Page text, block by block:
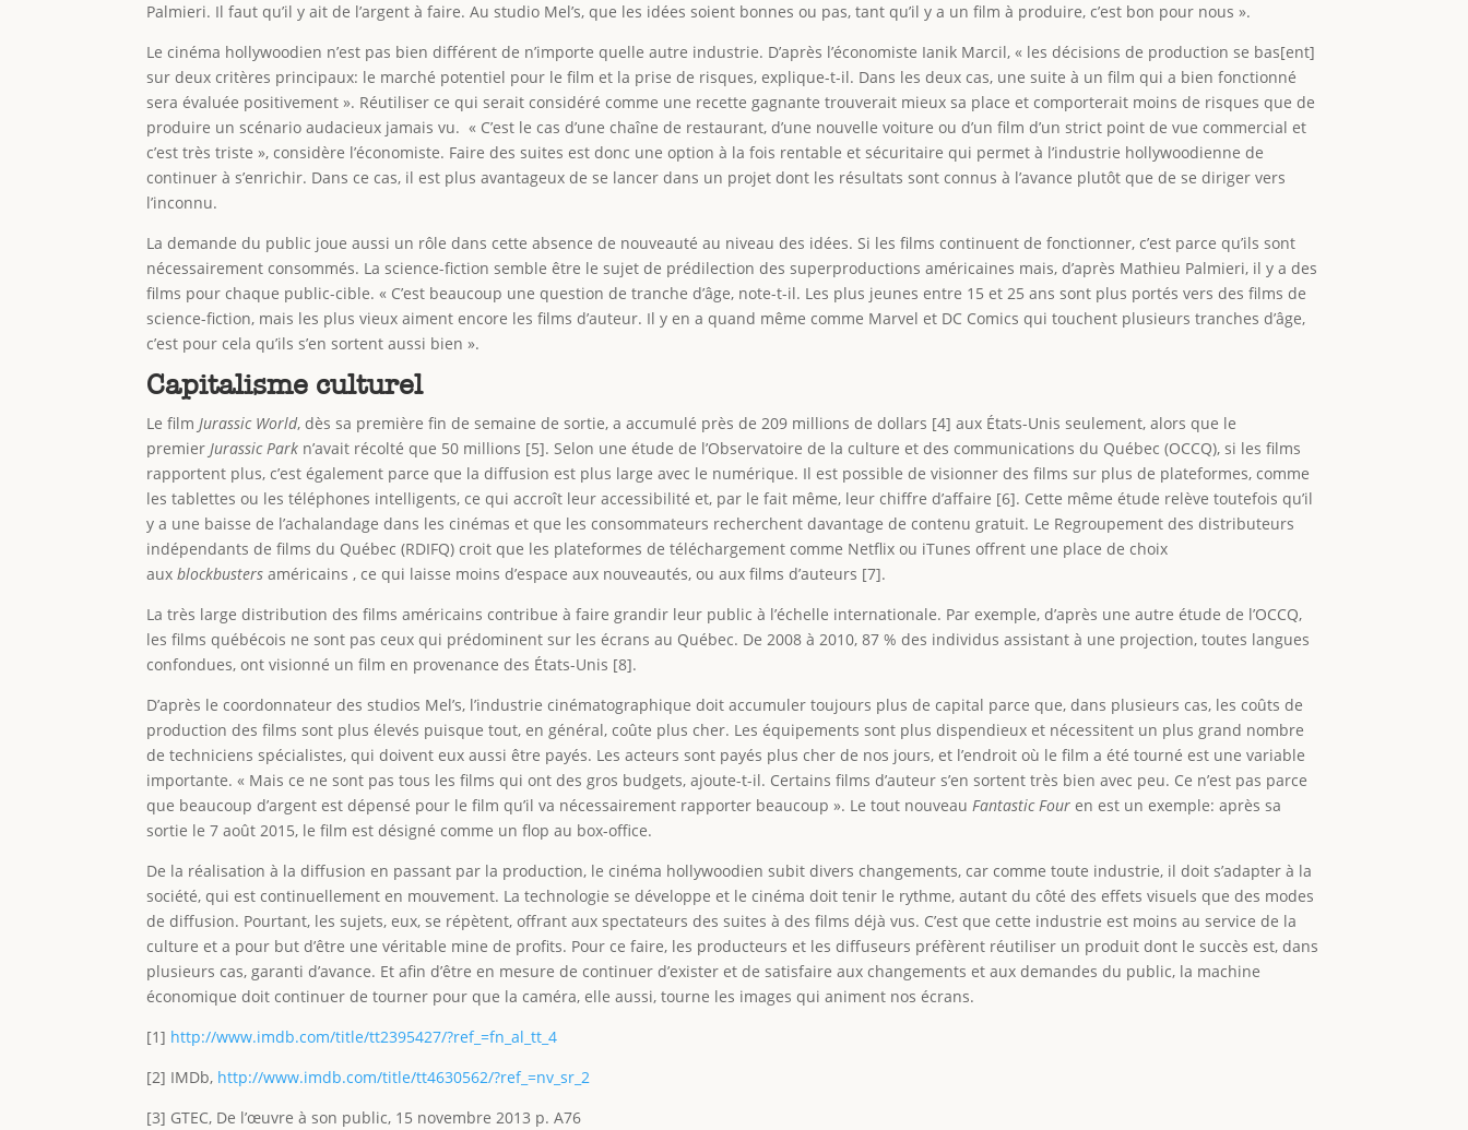
Palmieri. Il faut qu’il y ait de l’argent à faire. Au studio Mel’s, que les idées soient bonnes ou pas, tant qu’il y a un film à produire, c’est bon pour nous ».
Le cinéma hollywoodien n’est pas bien différent de n’importe quelle autre industrie. D’après l’économiste Ianik Marcil, « les décisions de production se bas[ent]
sur deux critères principaux: le marché potentiel pour le film et la prise de risques, explique-t-il. Dans les deux cas, une suite à un film qui a bien fonctionné
sera évaluée positivement ». Réutiliser ce qui serait considéré comme une recette gagnante trouverait mieux sa place et comporterait moins de risques que de
produire un scénario audacieux jamais vu. « C’est le cas d’une chaîne de restaurant, d’une nouvelle voiture ou d’un film d’un strict point de vue commercial et
c’est très triste », considère l’économiste. Faire des suites est donc une option à la fois rentable et sécuritaire qui permet à l’industrie hollywoodienne de
continuer à s’enrichir. Dans ce cas, il est plus avantageux de se lancer dans un projet dont les résultats sont connus à l’avance plutôt que de se diriger vers
l’inconnu.
La demande du public joue aussi un rôle dans cette absence de nouveauté au niveau des idées. Si les films continuent de fonctionner, c’est parce qu’ils sont
nécessairement consommés. La science-fiction semble être le sujet de prédilection des superproductions américaines mais, d’après Mathieu Palmieri, il y a des
films pour chaque public-cible. « C’est beaucoup une question de tranche d’âge, note-t-il. Les plus jeunes entre 15 et 25 ans sont plus portés vers des films de
science-fiction, mais les plus vieux aiment encore les films d’auteur. Il y en a quand même comme Marvel et DC Comics qui touchent plusieurs tranches d’âge,
c’est pour cela qu’ils s’en sortent aussi bien ».
Capitalisme culturel
Le filmJurassic World, dès sa première fin de semaine de sortie, a accumulé près de 209 millions de dollars [4] aux États-Unis seulement, alors que le
premierJurassic Park n’avait récolté que 50 millions [5]. Selon une étude de l’Observatoire de la culture et des communications du Québec (OCCQ), si les films
rapportent plus, c’est également parce que la diffusion est plus large avec le numérique. Il est possible de visionner des films sur plus de plateformes, comme
les tablettes ou les téléphones intelligents, ce qui accroît leur accessibilité et, par le fait même, leur chiffre d’affaire [6]. Cette même étude relève toutefois qu’il
y a une baisse de l’achalandage dans les cinémas et que les consommateurs recherchent davantage de contenu gratuit. Le Regroupement des distributeurs
indépendants de films du Québec (RDIFQ) croit que les plateformes de téléchargement comme Netflix ou iTunes offrent une place de choix
auxblockbusters américains , ce qui laisse moins d’espace aux nouveautés, ou aux films d’auteurs [7].
La très large distribution des films américains contribue à faire grandir leur public à l’échelle internationale. Par exemple, d’après une autre étude de l’OCCQ,
les films québécois ne sont pas ceux qui prédominent sur les écrans au Québec. De 2008 à 2010, 87 % des individus assistant à une projection, toutes langues
confondues, ont visionné un film en provenance des États-Unis [8].
D’après le coordonnateur des studios Mel’s, l’industrie cinématographique doit accumuler toujours plus de capital parce que, dans plusieurs cas, les coûts de
production des films sont plus élevés puisque tout, en général, coûte plus cher. Les équipements sont plus dispendieux et nécessitent un plus grand nombre
de techniciens spécialistes, qui doivent eux aussi être payés. Les acteurs sont payés plus cher de nos jours, et l’endroit où le film a été tourné est une variable
importante. « Mais ce ne sont pas tous les films qui ont des gros budgets, ajoute-t-il. Certains films d’auteur s’en sortent très bien avec peu. Ce n’est pas parce
que beaucoup d’argent est dépensé pour le film qu’il va nécessairement rapporter beaucoup ». Le tout nouveauFantastic Four en est un exemple: après sa
sortie le 7 août 2015, le film est désigné comme un flop au box-office.
De la réalisation à la diffusion en passant par la production, le cinéma hollywoodien subit divers changements, car comme toute industrie, il doit s’adapter à la
société, qui est continuellement en mouvement. La technologie se développe et le cinéma doit tenir le rythme, autant du côté des effets visuels que des modes
de diffusion. Pourtant, les sujets, eux, se répètent, offrant aux spectateurs des suites à des films déjà vus. C’est que cette industrie est moins au service de la
culture et a pour but d’être une véritable mine de profits. Pour ce faire, les producteurs et les diffuseurs préfèrent réutiliser un produit dont le succès est, dans
plusieurs cas, garanti d’avance. Et afin d’être en mesure de continuer d’exister et de satisfaire aux changements et aux demandes du public, la machine
économique doit continuer de tourner pour que la caméra, elle aussi, tourne les images qui animent nos écrans.
[1] http://www.imdb.com/title/tt2395427/?ref_=fn_al_tt_4
[2] IMDb, http://www.imdb.com/title/tt4630562/?ref_=nv_sr_2
[3] GTEC, De l’œuvre à son public, 15 novembre 2013 p. A76